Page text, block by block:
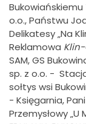
o.o., Państwu
Delikatesy „Na
Reklamowa
SAM, GS
sp. z o.o. - Stacja
sołtys wsi
- Księgarnia,
Przemysłowy